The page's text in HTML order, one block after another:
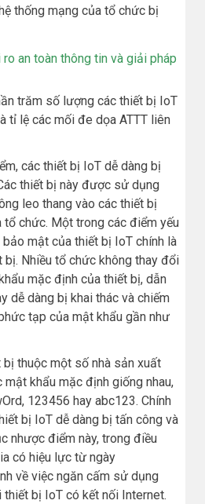
thống mạng của tổ chức bị
trăm số lượng các thiết bị IoT
tỉ lệ các mối đe dọa ATTT liên
các thiết bị IoT dễ dàng bị
thiết bị này được sử dụng
leo thang vào các thiết bị
tổ chức. Một trong các điểm yếu
mật của thiết bị IoT chính là
Nhiều tổ chức không thay đổi
mặc định của thiết bị, dẫn
dễ dàng bị khai thác và chiếm
tạp của mật khẩu gần như
bị thuộc một số nhà sản xuất
mật khẩu mặc định giống nhau,
123456 hay abc123. Chính
bị IoT dễ dàng bị tấn công và
nhược điểm này, trong điều
có hiệu lực từ ngày
về việc ngăn cấm sử dụng
bị IoT có kết nối Internet.